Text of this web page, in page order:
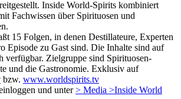
Inside World-Spirits kombiniert
Fachwissen über Spirituosen und
15 Folgen, in denen Destillateure, Experten
Episode zu Gast sind. Die Inhalte sind auf
verfügbar. Zielgruppe sind Spirituosen-
und die Gastronomie. Exklusiv auf
bzw. www.worldspirits.tv
und unter> Media >Inside World